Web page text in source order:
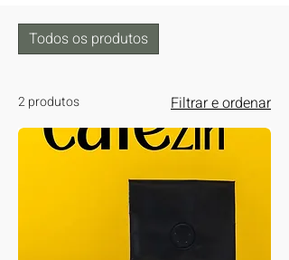
Todos os produtos
2 produtos Filtrar e ordenar